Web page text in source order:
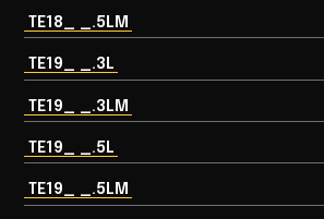
TE18_ _.5LM
TE19_ _.3L
TE19_ _.3LM
TE19_ _.5L
TE19_ _.5LM